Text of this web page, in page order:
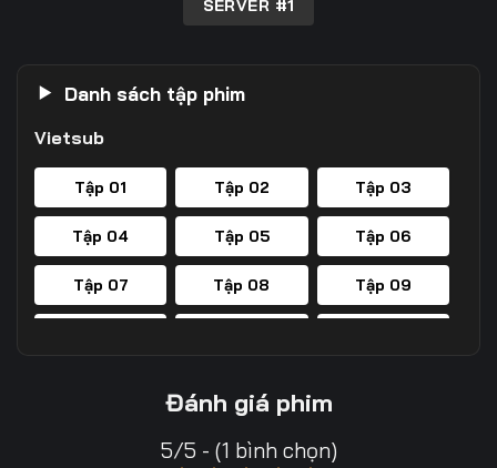
SERVER #1
Danh sách tập phim
Vietsub
Tập 01 Tập 02 Tập 03
Tập 04 Tập 05 Tập 06
Tập 07 Tập 08 Tập 09
Đánh giá phim
5/5 - (1 bình chọn)